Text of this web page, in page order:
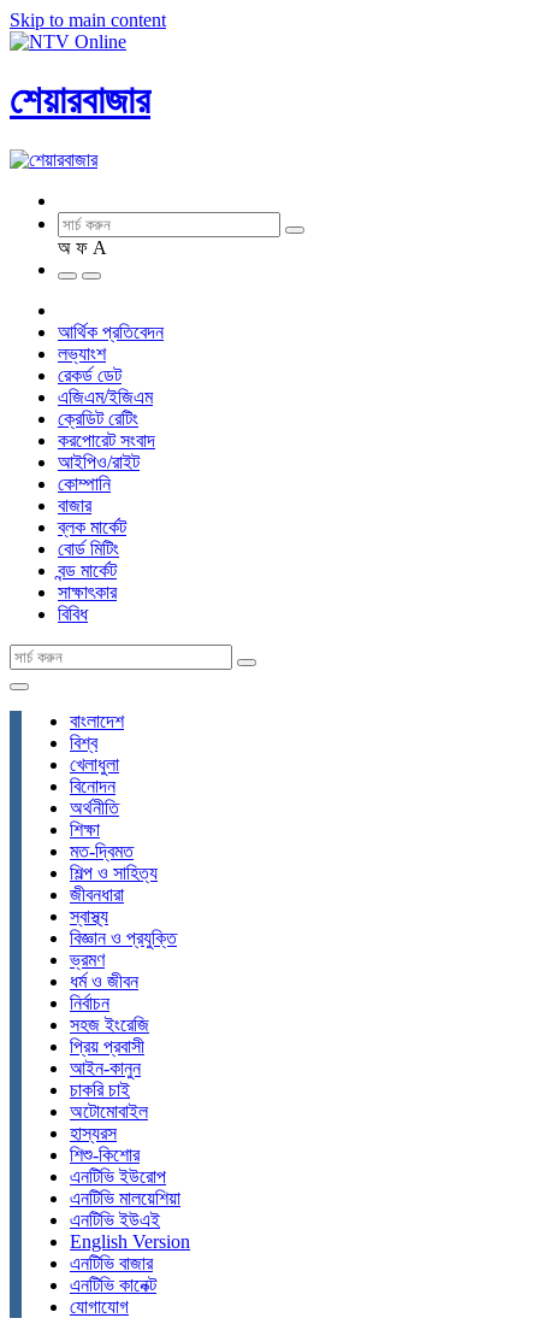
Skip to main content
শেয়ারবাজার
অ ফ A
আর্থিক প্রতিবেদন
লভ্যাংশ
রেকর্ড ডেট
এজিএম/ইজিএম
ক্রেডিট রেটিং
করপোরেট সংবাদ
আইপিও/রাইট
কোম্পানি
বাজার
ব্লক মার্কেট
বোর্ড মিটিং
বন্ড মার্কেট
সাক্ষাৎকার
বিবিধ
বাংলাদেশ
বিশ্ব
খেলাধুলা
বিনোদন
অর্থনীতি
শিক্ষা
মত-দ্বিমত
শিল্প ও সাহিত্য
জীবনধারা
স্বাস্থ্য
বিজ্ঞান ও প্রযুক্তি
ভ্রমণ
ধর্ম ও জীবন
নির্বাচন
সহজ ইংরেজি
প্রিয় প্রবাসী
আইন-কানুন
চাকরি চাই
অটোমোবাইল
হাস্যরস
শিশু-কিশোর
এনটিভি ইউরোপ
এনটিভি মালয়েশিয়া
এনটিভি ইউএই
English Version
এনটিভি বাজার
এনটিভি কানেক্ট
যোগাযোগ